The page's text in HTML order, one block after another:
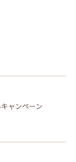
ャンペーン